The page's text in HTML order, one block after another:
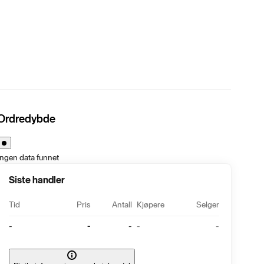
data funnet
Siste handler
Tid Pris Antall Kjøpere Selger
- - - - -